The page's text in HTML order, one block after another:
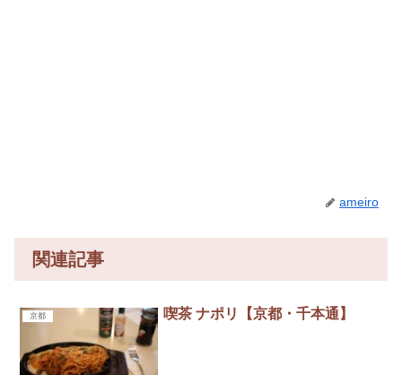
ameiro
関連記事
京都 喫茶 ナポリ【京都・千本通】